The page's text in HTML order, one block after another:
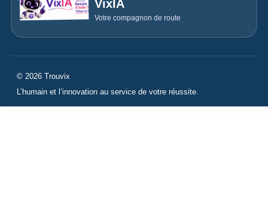
VixIA
Votre compagnon de route
© 2026 Trouvix
L’humain et l’innovation au service de votre réussite.